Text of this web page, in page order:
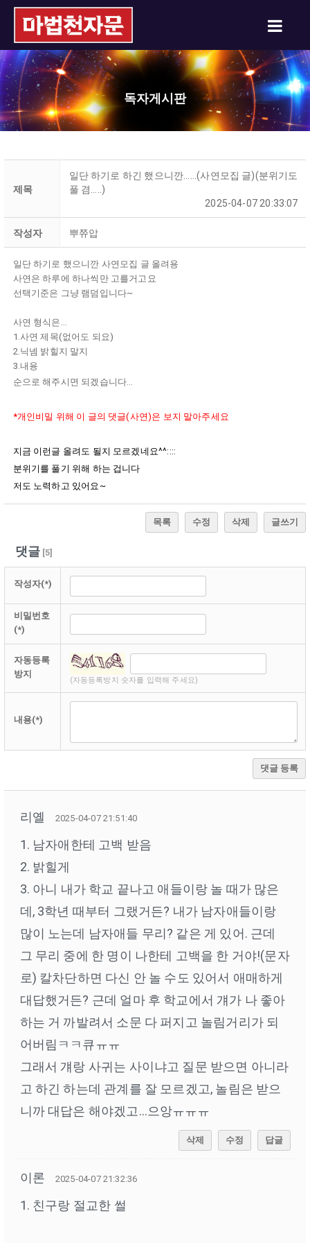
독자게시판
제목
일단 하기로 하긴 했으니깐......(사연모집 글)(분위기도
풀 겸.....)
2025-04-07 20:33:07
작성자 뿌쮸압
일단 하기로 했으니깐 사연모집 글 올려용
사연은 하루에 하나씩만 고를거고요
선택기준은 그냥 램덤입니다~
사연 형식은...
1.사연 제목(없어도 되요)
2.닉넴 밝힐지 말지
3.내용
순으로 해주시면 되겠습니다...
*개인비밀 위해 이 글의 댓글(사연)은 보지 말아주세요
지금 이런글 올려도 될지 모르겠네요^^::::
분위기를 풀기 위해 하는 겁니다
저도 노력하고 있어요~
목록 수정 삭제 글쓰기
댓글[5]
작성자(*)
비밀번호
(*)
자동등록
방지
(자동등록방지 숫자를 입력해 주세요)
내용(*)
댓글 등록
리옐 2025-04-07 21:51:40
1. 남자애한테 고백 받음
2. 밝힐게
3. 아니 내가 학교 끝나고 애들이랑 놀 때가 많은
데, 3학년 때부터 그랬거든? 내가 남자애들이랑
많이 노는데 남자애들 무리? 같은 게 있어. 근데
그 무리 중에 한 명이 나한테 고백을 한 거야!(문자
로) 칼차단하면 다신 안 놀 수도 있어서 애매하게
대답했거든? 근데 얼마 후 학교에서 걔가 나 좋아
하는 거 까발려서 소문 다 퍼지고 놀림거리가 되
어버림ㅋㅋ큐ㅠㅠ
그래서 걔랑 사귀는 사이냐고 질문 받으면 아니라
고 하긴 하는데 관계를 잘 모르겠고, 놀림은 받으
니까 대답은 해야겠고…으앙ㅠㅠㅠ
삭제 수정 답글
이론 2025-04-07 21:32:36
1. 친구랑 절교한 썰